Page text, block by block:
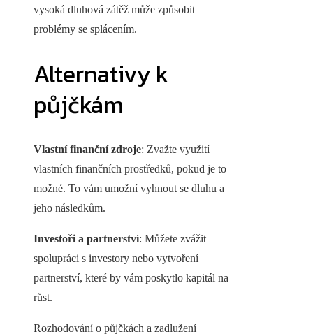
vysoká dluhová zátěž může způsobit
problémy se splácením.
Alternativy k
půjčkám
Vlastní finanční zdroje: Zvažte využití
vlastních finančních prostředků, pokud je to
možné. To vám umožní vyhnout se dluhu a
jeho následkům.
Investoři a partnerství: Můžete zvážit
spolupráci s investory nebo vytvoření
partnerství, které by vám poskytlo kapitál na
růst.
Rozhodování o půjčkách a zadlužení